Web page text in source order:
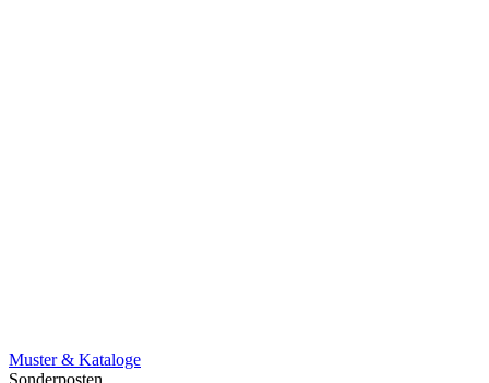
Muster & Kataloge
Sonderposten